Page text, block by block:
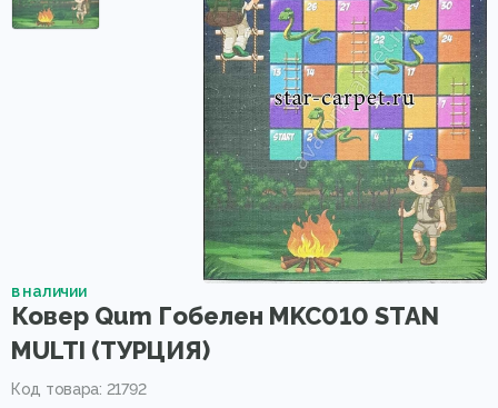
в наличии
Ковер Qum Гобелен MKC010 STAN
MULTI (ТУРЦИЯ)
Код товара: 21792